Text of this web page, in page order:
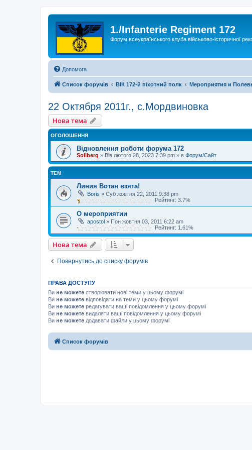
1./Infanterie Regiment 172
Форум всеукраїнського клуба військово-історичної
Допомога
Список форумів ВІК 172-й піхотний полк Мероприятия и
22 Октября 2011г., с.Мордвиновка
Нова тема
ОГОЛОШЕННЯ
Відновлення роботи форума 172
Sollberg » Вів лютого 28, 2023 7:39 pm » в Форум/Сайт
ТЕМ
Линия Вотан взята!
Boris » Суб жовтня 22, 2011 9:38 pm
Рейтинг: 3.7%
О мероприятии
apostol » Пон жовтня 03, 2011 6:22 am
Рейтинг: 1.61%
Нова тема
Повернутись до списку форумів
ПРАВА ДОСТУПУ
Ви не можете створювати нові теми у цьому форумі
Ви не можете відповідати на теми у цьому форумі
Ви не можете редагувати ваші повідомлення у цьому форумі
Ви не можете видаляти ваші повідомлення у цьому форумі
Ви не можете додавати файли у цьому форумі
Список форумів